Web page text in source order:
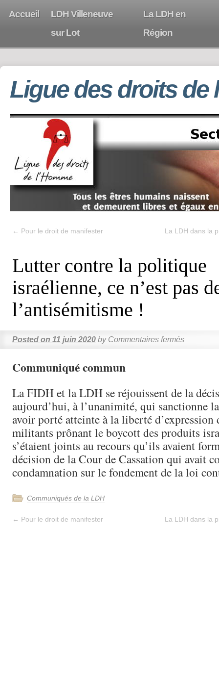
Accueil
LDH Villeneuve
sur Lot
La LDH en
Région
Ligue des droits de
← Pour le droit de manifester La LDH dans la
Lutter contre la politique
israélienne, ce n’est pas
l’antisémitisme !
Posted on 11 juin 2020 by Commentaires fermés
Communiqué commun
La FIDH et la LDH se réjouissent de la
aujourd’hui, à l’unanimité, qui sanctionne
avoir porté atteinte à la liberté d’expression
militants prônant le boycott des produits
s’étaient joints au recours qu’ils avaient
décision de la Cour de Cassation qui avait
condamnation sur le fondement de la loi
Communiqués de la LDH
← Pour le droit de manifester La LDH dans la